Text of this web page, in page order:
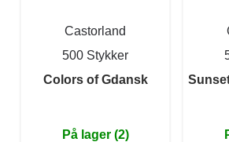
Castorland
500 Stykker
Colors of Gdansk
På lager (2)